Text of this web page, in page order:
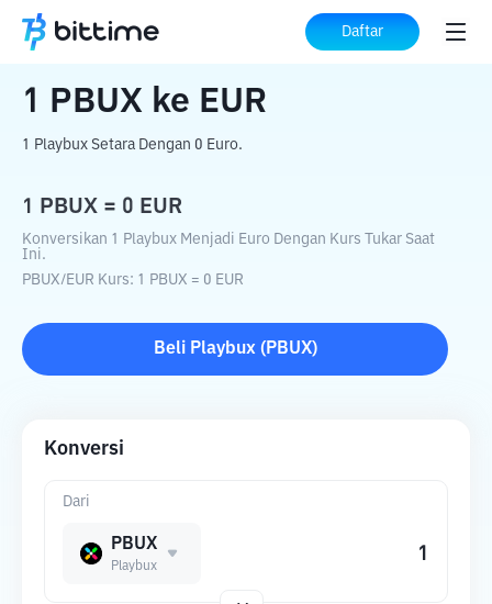
Daftar
Beranda Konverter Kripto EUR
1 PBUX ke EUR
1 Playbux Setara Dengan 0 Euro.
1 PBUX = 0 EUR
Konversikan 1 Playbux Menjadi Euro Dengan Kurs Tukar Saat
Ini.
PBUX/EUR Kurs: 1 PBUX = 0 EUR
Beli Playbux( PBUX)
Konversi
Dari
PBUX
Playbux